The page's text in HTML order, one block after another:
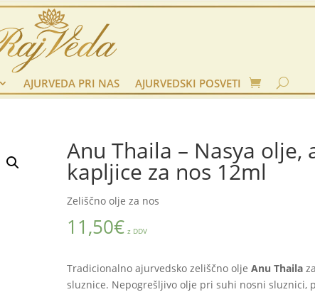
AJURVEDA PRI NAS AJURVEDSKI POSVETI
Anu Thaila – Nasya olje,
kapljice za nos 12ml
Zeliščno olje za nos
11,50€ z DDV
Tradicionalno ajurvedsko zeliščno olje Anu Thaila
sluznice. Nepogrešljivo olje pri suhi nosni sluznici,